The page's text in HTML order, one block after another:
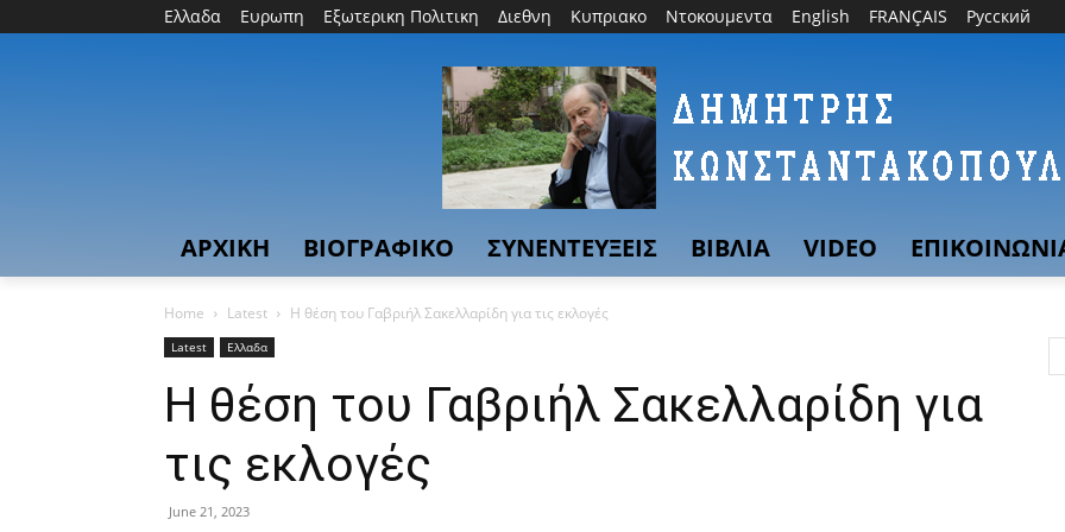
Ελλαδα Ευρωπη Εξωτερικη Πολιτικη Διεθνη Κυπριακο Ντοκουμεντα English FRANÇAIS Русский
ΑΡΧΙΚΗ ΒΙΟΓΡΑΦΙΚΟ ΣΥΝΕΝΤΕΥΞΕΙΣ ΒΙΒΛΙΑ VIDEO
Home Latest Η θέση του Γαβριήλ Σακελλαρίδη για τις εκλογές
Latest Ελλαδα
Η θέση του Γαβριήλ Σακελλαρίδη για
τις εκλογές
June 21, 2023